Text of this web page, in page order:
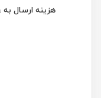
هزینه ارسال